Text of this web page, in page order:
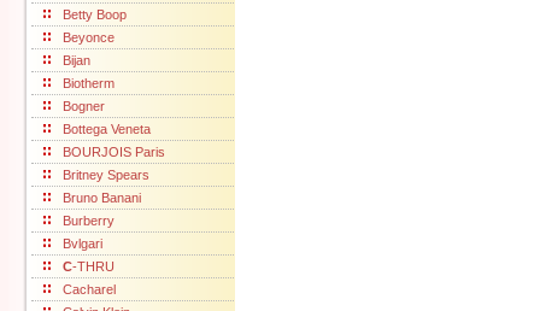
Betty Boop
Beyonce
Bijan
Biotherm
Bogner
Bottega Veneta
BOURJOIS Paris
Britney Spears
Bruno Banani
Burberry
Bvlgari
C-THRU
Cacharel